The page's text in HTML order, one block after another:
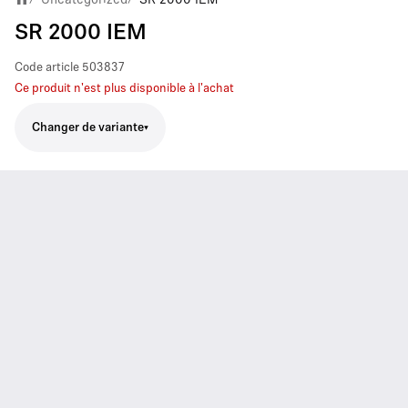
SR 2000 IEM
Code article 503837
Ce produit n'est plus disponible à l'achat
Changer de variante